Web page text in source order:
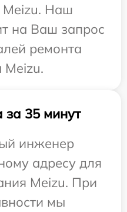
Meizu. Наш
на Ваш запрос
ремонта
Meizu.
за 35 минут
инженер
адресу для
Meizu. При
мы